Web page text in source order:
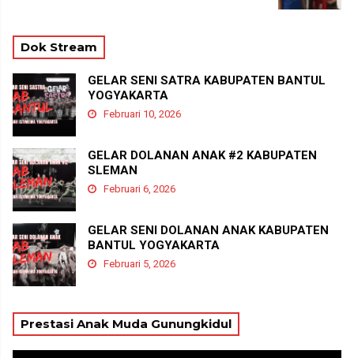
Dok Stream
GELAR SENI SATRA KABUPATEN BANTUL
YOGYAKARTA
Februari 10, 2026
GELAR DOLANAN ANAK #2 KABUPATEN
SLEMAN
Februari 6, 2026
GELAR SENI DOLANAN ANAK KABUPATEN
BANTUL YOGYAKARTA
Februari 5, 2026
Prestasi Anak Muda Gunungkidul